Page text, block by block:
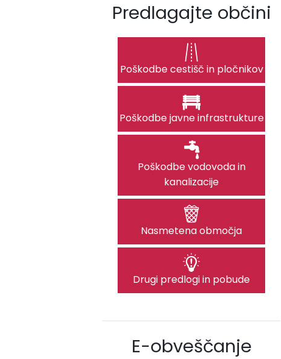
Predlagajte občini
Poškodbe cestišč in pločnikov
Poškodbe javne infrastrukture
Poškodbe vodovoda in
kanalizacije
Nasmetena območja
Drugi predlogi in pobude
E-obveščanje